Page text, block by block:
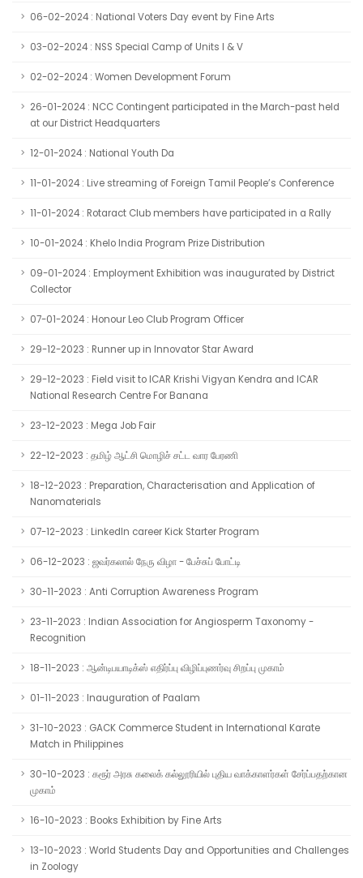
06-02-2024 : National Voters Day event by Fine Arts
03-02-2024 : NSS Special Camp of Units I & V
02-02-2024 : Women Development Forum
26-01-2024 : NCC Contingent participated in the March-past held
at our District Headquarters
12-01-2024 : National Youth Da
11-01-2024 : Live streaming of Foreign Tamil People’s Conference
11-01-2024 : Rotaract Club members have participated in a Rally
10-01-2024 : Khelo India Program Prize Distribution
09-01-2024 : Employment Exhibition was inaugurated by District
Collector
07-01-2024 : Honour Leo Club Program Officer
29-12-2023 : Runner up in Innovator Star Award
29-12-2023 : Field visit to ICAR Krishi Vigyan Kendra and ICAR
National Research Centre For Banana
23-12-2023 : Mega Job Fair
22-12-2023 : தமிழ் ஆட்சி மொழிச் சட்ட வார பேரணி
18-12-2023 : Preparation, Characterisation and Application of
Nanomaterials
07-12-2023 : LinkedIn career Kick Starter Program
06-12-2023 : ஜவர்கலால் நேரு விழா - பேச்சுப் போட்டி
30-11-2023 : Anti Corruption Awareness Program
23-11-2023 : Indian Association for Angiosperm Taxonomy -
Recognition
18-11-2023 : ஆன்டிபயாடிக்ஸ் எதிர்ப்பு விழிப்புணர்வு சிறப்பு முகாம்
01-11-2023 : Inauguration of Paalam
31-10-2023 : GACK Commerce Student in International Karate
Match in Philippines
30-10-2023 : கரூர் அரசு கலைக் கல்லூரியில் புதிய வாக்காளர்கள் சேர்ப்பதற்கான
முகாம்
16-10-2023 : Books Exhibition by Fine Arts
13-10-2023 : World Students Day and Opportunities and Challenges
in Zoology